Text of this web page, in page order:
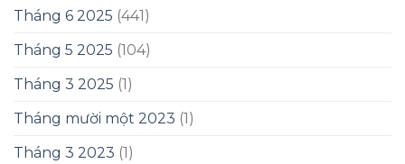
Tháng 6 2025 (441)
Tháng 5 2025 (104)
Tháng 3 2025 (1)
Tháng mười một 2023 (1)
Tháng 3 2023 (1)